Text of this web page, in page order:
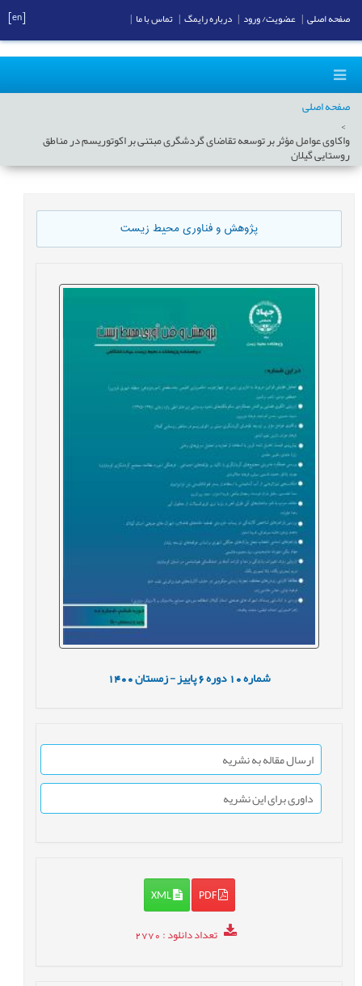
صفحه اصلی
واکاوی عوامل مؤثر بر توسعه تقاضای گردشگری مبتنی بر اکوتوریسم در مناطق
روستایی گیلان
پژوهش و فناوری محیط زیست
شماره10 دوره6 پاییز - زمستان1400
ارسال مقاله به نشریه
داوری برای این نشریه
PDF
XML
تعداد دانلود: 2770
صفحه اصلی عضویت/ ورود درباره رایمگ تماس با ما